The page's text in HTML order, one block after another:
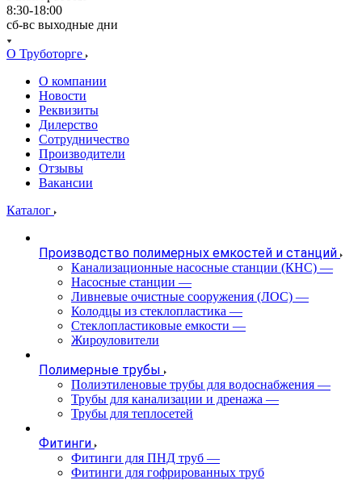
8:30-18:00
сб-вс выходные дни
О Труботорге
О компании
Новости
Реквизиты
Дилерство
Сотрудничество
Производители
Отзывы
Вакансии
Каталог
Производство полимерных емкостей и станций
Канализационные насосные станции (КНС) —
Насосные станции —
Ливневые очистные сооружения (ЛОС) —
Колодцы из стеклопластика —
Стеклопластиковые емкости —
Жироуловители
Полимерные трубы
Полиэтиленовые трубы для водоснабжения —
Трубы для канализации и дренажа —
Трубы для теплосетей
Фитинги
Фитинги для ПНД труб —
Фитинги для гофрированных труб